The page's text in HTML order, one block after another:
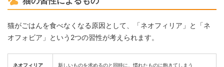
猫がごはんを食べなくなる原因として、「ネオフィリア」と「ネ
オフォビア」という2つの習性が考えられます。
ネオフィリア 新しいものを求めるのと同時に、慣れたものに飽きてしまう